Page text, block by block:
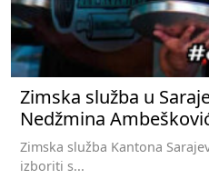
Zimska služba u
Nedžmina
Zimska služba Kantona
izboriti s...